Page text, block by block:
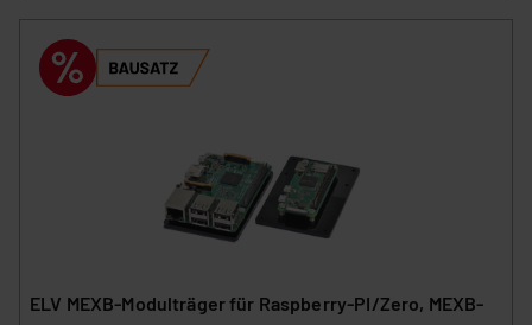
ELV MEXB-Modulträger für Raspberry-PI/Zero, MEXB-